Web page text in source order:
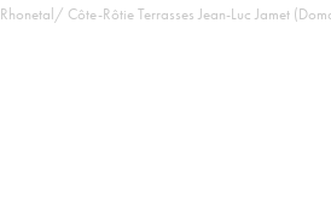
Rhonetal/ Côte-Rôtie Terrasses Jean-Luc Jamet